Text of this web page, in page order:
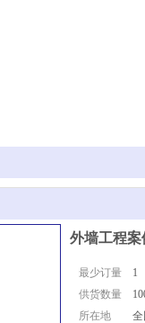
外墙工程案
最少订量
1
供货数量
所在地
全